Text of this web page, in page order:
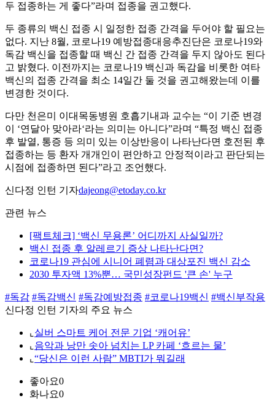
두 접종하는 게 좋다”라며 접종을 권고했다.
두 종류의 백신 접종 시 일정한 접종 간격을 두어야 할 필요는
없다. 지난 8월, 코로나19 예방접종대응추진단은 코로나19와
독감 백신을 접종할 때 백신 간 접종 간격을 두지 않아도 된다
고 밝혔다. 이전까지는 코로나19 백신과 독감을 비롯한 여타
백신의 접종 간격을 최소 14일간 둘 것을 권고해왔는데 이를
변경한 것이다.
다만 천은미 이대목동병원 호흡기내과 교수는 “이 기준 변경
이 ‘연달아 맞아라‘라는 의미는 아니다”라며 “특정 백신 접종
후 발열, 통증 등 의미 있는 이상반응이 나타난다면 호전된 후
접종하는 등 환자 개개인이 편안하고 안정적이라고 판단되는
시점에 접종하면 된다”라고 조언했다.
신다정 인턴 기자dajeong@etoday.co.kr
관련 뉴스
[팩트체크] ‘백신 무용론’ 어디까지 사실일까?
백신 접종 후 알레르기 증상 나타난다면?
코로나19 관심에 시니어 폐렴과 대상포진 백신 감소
2030 투자액 13%뿐… 국민성장펀드 '큰 손' 누구
#독감 #독감백신 #독감예방접종 #코로나19백신 #백신부작용
신다정 인턴 기자의 주요 뉴스
⌞ 실버 스마트 케어 전문 기업 ‘캐어유’
⌞ 음악과 낭만 솟아 넘치는 LP 카페 ‘흐르는 물’
⌞ “당신은 이런 사람” MBTI가 뭐길래
좋아요0
화나요0